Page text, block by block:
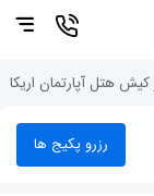
هتل آپارتمان اریکا
رزرو پکیج ها